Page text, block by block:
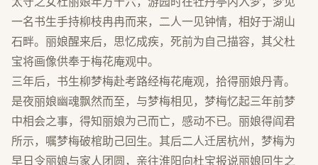
一名书生手持柳枝冉冉而来，二人一见钟情，相好于湖山
石畔。丽娘醒来后，思忆成疾，死前为自己描容，其父杜
宝将画像供奉于梅花庵观中。
三年后，书生柳梦梅赴考路经梅花庵观，拾得丽娘丹青。
是夜丽娘幽魂飘然而至，与梦梅相见，梦梅忆起三年前梦
中相会之事，得知丽娘为己而亡，感动不已。丽娘得阎君
所示，嘱梦梅破棺助己回生。其后二人迁居杭州，梦梅为
早日令丽娘与家人团圆，亲往淮阳向杜宝报说丽娘回生之